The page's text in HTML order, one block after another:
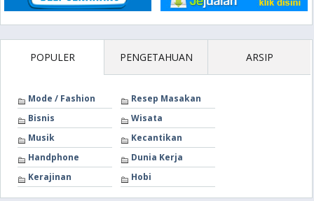
POPULER PENGETAHUAN ARSIP
Mode / Fashion
Resep Masakan
Bisnis
Wisata
Musik
Kecantikan
Handphone
Dunia Kerja
Kerajinan
Hobi